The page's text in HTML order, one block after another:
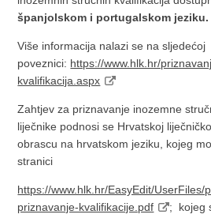
španjolskom i portugalskom jeziku.
Više informacija nalazi se na sljedećoj
poveznici: https://www.hlk.hr/
kvalifikacija.aspx
Zahtjev za priznavanje inozemne
liječnike podnosi se Hrvatskoj
obrascu na hrvatskom jeziku, kojeg
stranici
https://www.hlk.hr/EasyEdit/UserFiles/
priznavanje-kvalifikacije.pdf
; kojeg